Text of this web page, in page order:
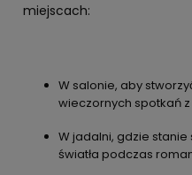
miejscach:
W salonie, aby
wieczornych spotkań
W jadalni, gdzie stanie
światła podczas